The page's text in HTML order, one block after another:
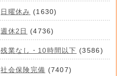
日曜休み (1630)
週休2日 (4736)
残業なし・10時間以下 (3586)
社会保険完備 (7407)